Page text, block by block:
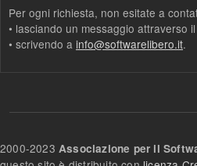
Per ogni richiesta, non esitate a
• lasciando un messaggio attraverso
• scrivendo a info@softwarelibero.it.
2000-2023 Associazione per il